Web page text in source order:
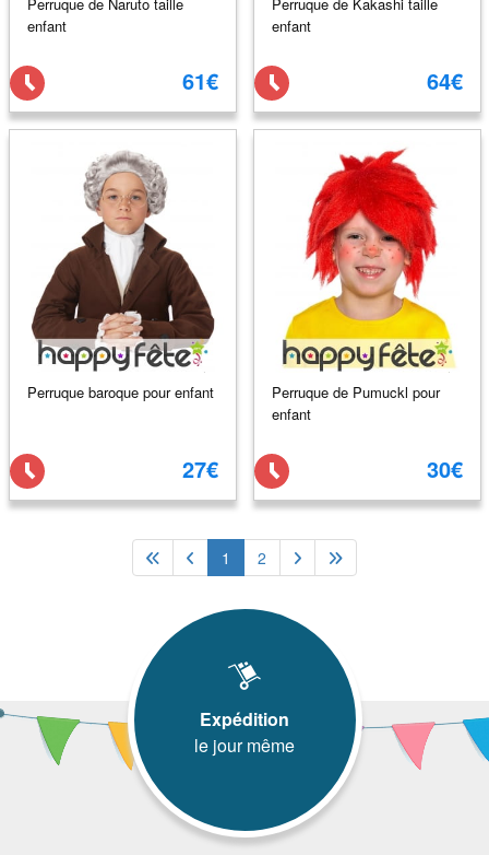
enfant
61€
enfant
64€
Perruque baroque pour enfant
27€
Perruque de Pumuckl pour
enfant
30€
1 2
Expédition
le jour même